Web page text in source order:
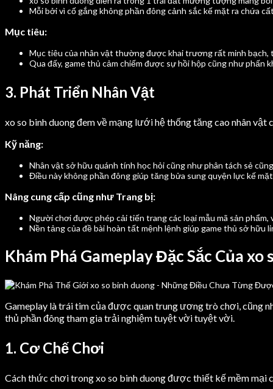
Mỗi bởi vì cố gắng không phần đông cảnh sắc kế mặt ra chứa
Mục tiêu:
Mục tiêu của nhân vật thường được khai trương rất minh bạch,
Qua đấy, game thủ cảm chiếm được sự hồi hộp cũng như
3. Phát Triển Nhân Vật
xo so binh duong đem về mạng lưới hệ thống tăng cao nhân vật
Kỹ năng:
Nhân vật sở hữu quánh tính học hỏi cũng như phân tách sẻ
Điều này không phần đông giúp tăng bửa sung quyện lực kế
Nâng cung cấp cũng như Trang bị:
Người chơi được phép cải tiến trang các loại mẫu mã sản
Nền tảng của đề bài hoàn tất mệnh lệnh giúp game thủ sở hữu
Khám Phá Gameplay Đặc Sắc Của xo
Gameplay là trái tim của được quan trung ương trò chơi, cũng
thủ phần đông tham gia trải nghiệm tuyệt vời tuyệt vời.
1. Cơ Chế Chơi
Cách thức chơi trong xo so binh duong được thiết kế mềm mại